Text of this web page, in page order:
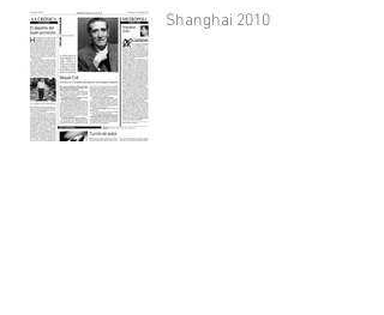
Shanghai 2010